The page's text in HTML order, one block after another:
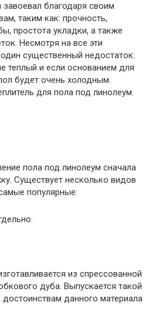
благодаря своим
таким как: прочность,
простота укладки, а также
Несмотря на все эти
существенный недостаток:
теплый и если основанием для
будет очень холодным.
для пола под линолеум.
пола под линолеум сначала
Существует несколько видов
популярные:
из спрессованной
дуба. Выпускается такой
достоинствам данного материала